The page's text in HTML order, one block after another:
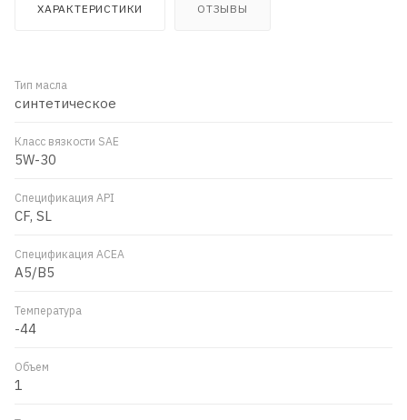
ХАРАКТЕРИСТИКИ ОТЗЫВЫ
Тип масла
синтетическое
Класс вязкости SAE
5W-30
Спецификация API
CF, SL
Спецификация ACEA
A5/B5
Температура
-44
Объем
1